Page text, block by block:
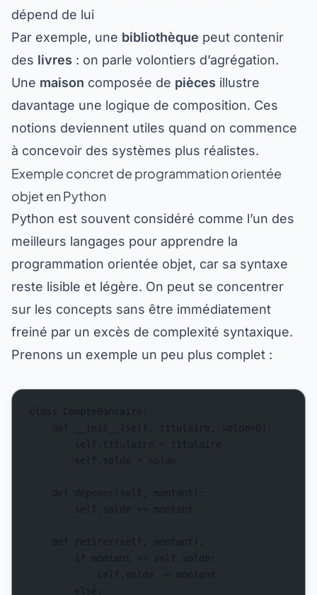
dépend de lui
Par exemple, une bibliothèque peut contenir
des livres : on parle volontiers d’agrégation.
Une maison composée de pièces illustre
davantage une logique de composition. Ces
notions deviennent utiles quand on commence
à concevoir des systèmes plus réalistes.
Exemple concret de programmation orientée
objet en Python
Python est souvent considéré comme l’un des
meilleurs langages pour apprendre la
programmation orientée objet, car sa syntaxe
reste lisible et légère. On peut se concentrer
sur les concepts sans être immédiatement
freiné par un excès de complexité syntaxique.
Prenons un exemple un peu plus complet :